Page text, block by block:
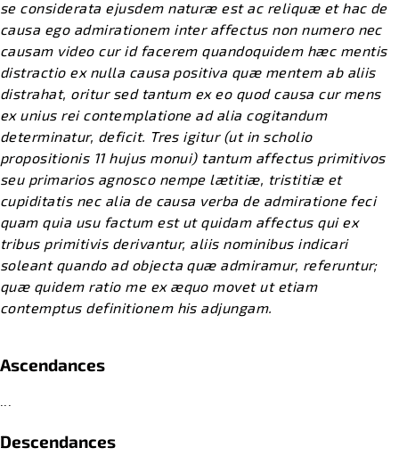
se considerata ejusdem naturæ est ac reliquæ et hac de
causa ego admirationem inter affectus non numero nec
causam video cur id facerem quandoquidem hæc mentis
distractio ex nulla causa positiva quæ mentem ab aliis
distrahat, oritur sed tantum ex eo quod causa cur mens
ex unius rei contemplatione ad alia cogitandum
determinatur, deficit. Tres igitur (ut in scholio
propositionis 11 hujus monui) tantum affectus primitivos
seu primarios agnosco nempe lætitiæ, tristitiæ et
cupiditatis nec alia de causa verba de admiratione feci
quam quia usu factum est ut quidam affectus qui ex
tribus primitivis derivantur, aliis nominibus indicari
soleant quando ad objecta quæ admiramur, referuntur;
quæ quidem ratio me ex æquo movet ut etiam
contemptus definitionem his adjungam.
Ascendances
Descendances